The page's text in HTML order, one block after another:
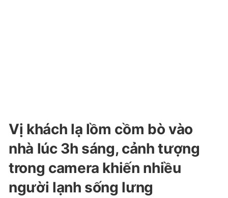
Vị khách lạ lồm cồm bò vào
nhà lúc 3h sáng, cảnh tượng
trong camera khiến nhiều
người lạnh sống lưng